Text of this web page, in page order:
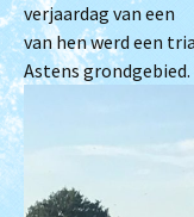
verjaardag van een
van hen werd een
Astens grondgebied.